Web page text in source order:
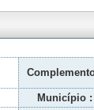
Município :